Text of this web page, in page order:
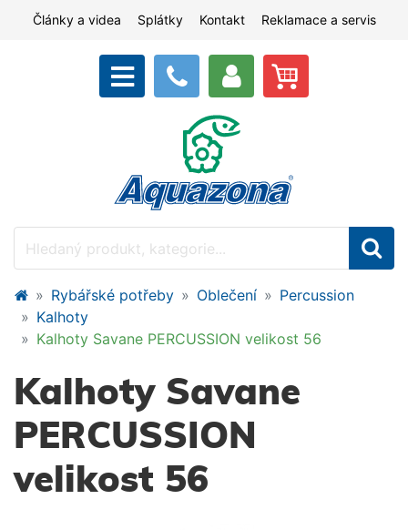
Články a videa Splátky Kontakt Reklamace a servis
Rybářské potřeby Oblečení
Percussion
Kalhoty
Kalhoty Savane PERCUSSION velikost 56
Kalhoty Savane
PERCUSSION
velikost 56